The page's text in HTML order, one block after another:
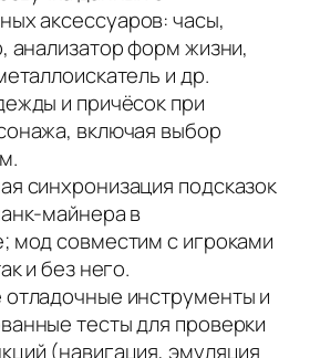
аксессуаров: часы,
анализатор форм жизни,
и др.
и причёсок при
включая выбор
синхронизация подсказок
в
мод совместим с игроками
и без него.
инструменты и
тесты для проверки
(навигация, эмуляция